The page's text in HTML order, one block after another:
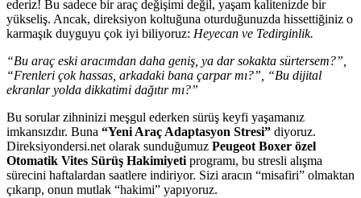
ederiz! Bu sadece bir araç değişimi değil, yaşam kalitenizde bir
yükseliş. Ancak, direksiyon koltuğuna oturduğunuzda hissettiğiniz o
karmaşık duyguyu çok iyi biliyoruz: Heyecan ve Tedirginlik.
“Bu araç eski aracımdan daha geniş, ya dar sokakta sürtersem?”,
“Frenleri çok hassas, arkadaki bana çarpar mı?”, “Bu dijital
ekranlar yolda dikkatimi dağıtır mı?”
Bu sorular zihninizi meşgul ederken sürüş keyfi yaşamanız
imkansızdır. Buna “Yeni Araç Adaptasyon Stresi” diyoruz.
Direksiyondersi.net olarak sunduğumuz Peugeot Boxer özel
Otomatik Vites Sürüş Hakimiyeti programı, bu stresli alışma
sürecini haftalardan saatlere indiriyor. Sizi aracın “misafiri” olmaktan
çıkarıp, onun mutlak “hakimi” yapıyoruz.